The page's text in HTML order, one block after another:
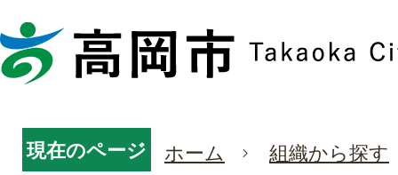
現在のページ ホーム 組織から探す